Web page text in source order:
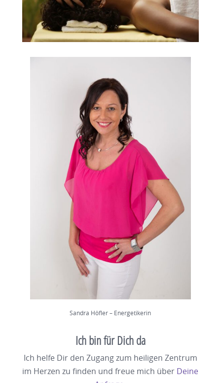
Sandra Höfler – Energetikerin
Ich bin für Dich da
Ich helfe Dir den Zugang zum heiligen Zentrum
im Herzen zu finden und freue mich über Deine